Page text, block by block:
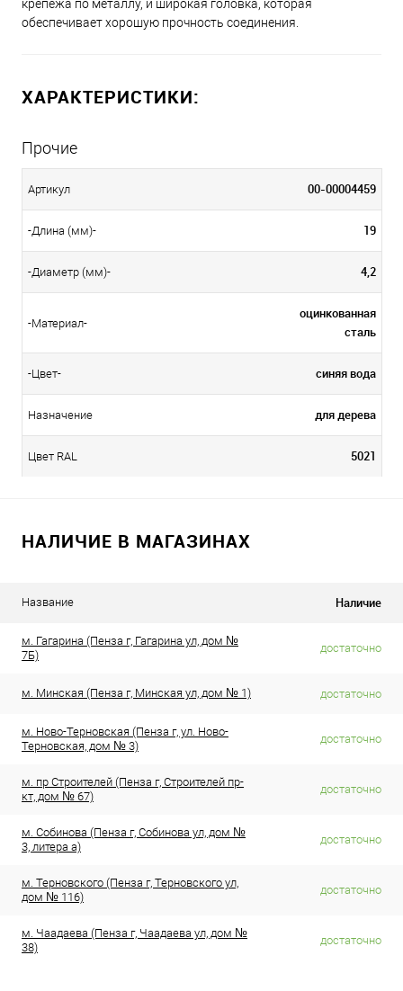
крепежа по металлу, и широкая головка, которая
обеспечивает хорошую прочность соединения.
ХАРАКТЕРИСТИКИ:
Прочие
Артикул 00-00004459
-Длина (мм)- 19
-Диаметр (мм)- 4,2
-Материал-
оцинкованная
сталь
-Цвет- синяя вода
Назначение для дерева
Цвет RAL 5021
НАЛИЧИЕ В МАГАЗИНАХ
Название Наличие
м. Гагарина (Пенза г, Гагарина ул, дом №
7Б)
достаточно
м. Минская (Пенза г, Минская ул, дом № 1) достаточно
м. Ново-Терновская (Пенза г, ул. Ново-
Терновская, дом № 3)
достаточно
м. пр Строителей (Пенза г, Строителей пр-
кт, дом № 67)
достаточно
м. Собинова (Пенза г, Собинова ул, дом №
3, литера а)
достаточно
м. Терновского (Пенза г, Терновского ул,
дом № 116)
достаточно
м. Чаадаева (Пенза г, Чаадаева ул, дом №
38)
достаточно